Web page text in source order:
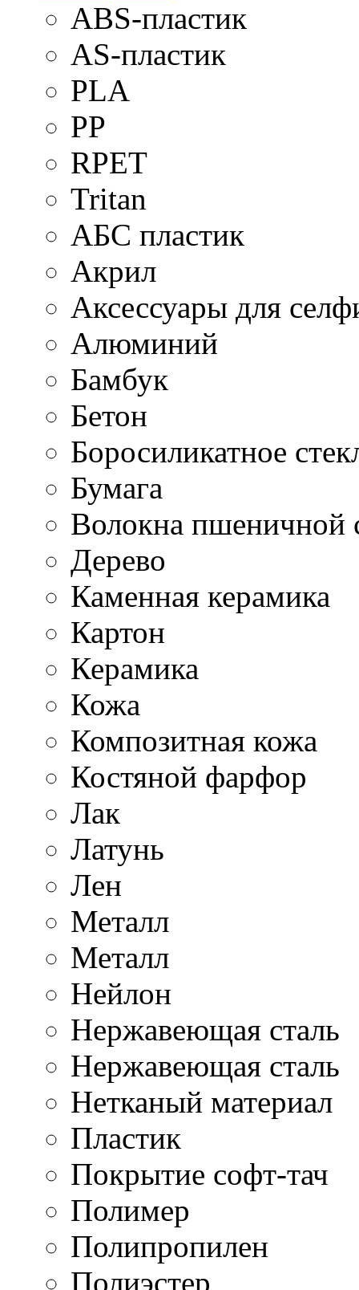
ABS-пластик
AS-пластик
PLA
PP
RPET
Tritan
АБС пластик
Акрил
Аксессуары для
Алюминий
Бамбук
Бетон
Боросиликатное
Бумага
Волокна пшеничной
Дерево
Каменная керамика
Картон
Керамика
Кожа
Композитная кожа
Костяной фарфор
Лак
Латунь
Лен
Металл
Металл
Нейлон
Нержавеющая cталь
Нержавеющая сталь
Нетканый материал
Пластик
Покрытие софт-тач
Полимер
Полипропилен
Полиэстер